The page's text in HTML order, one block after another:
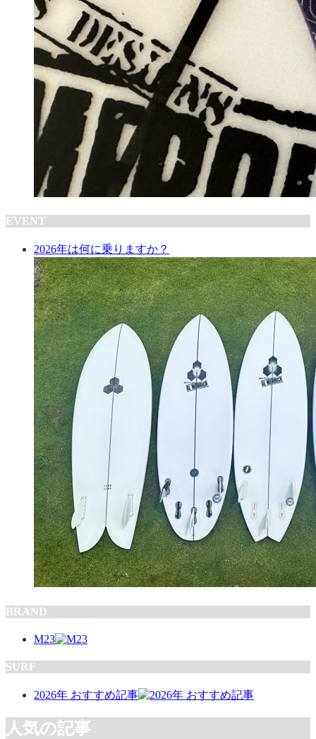
EVENT
2026年は何に乗りますか？
BRAND
M23
SURF
2026年 おすすめ記事
人気の記事